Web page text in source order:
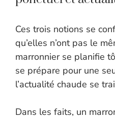
Ces trois notions se
qu’elles n’ont pas le
marronnier se planifie
se prépare pour une
l’actualité chaude se
Dans les faits, un